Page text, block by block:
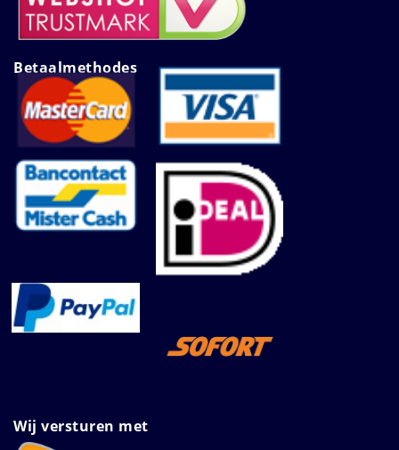
Betaalmethodes
Wij versturen met